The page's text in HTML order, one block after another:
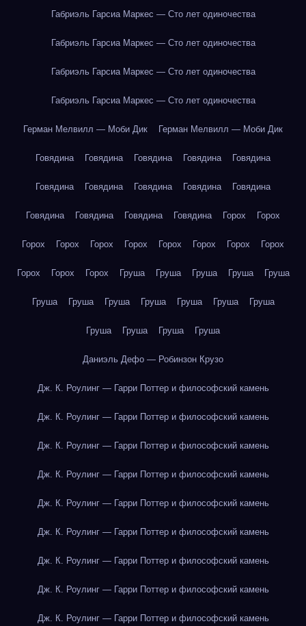
Габриэль Гарсиа Маркес — Сто лет одиночества
Габриэль Гарсиа Маркес — Сто лет одиночества
Габриэль Гарсиа Маркес — Сто лет одиночества
Габриэль Гарсиа Маркес — Сто лет одиночества
Герман Мелвилл — Моби Дик Герман Мелвилл — Моби Дик
Говядина Говядина Говядина Говядина Говядина
Говядина Говядина Говядина Говядина Говядина
Говядина Говядина Говядина Говядина Горох Горох
Горох Горох Горох Горох Горох Горох Горох Горох
Горох Горох Горох Груша Груша Груша Груша Груша
Груша Груша Груша Груша Груша Груша Груша
Груша Груша Груша Груша
Даниэль Дефо — Робинзон Крузо
Дж. К. Роулинг — Гарри Поттер и философский камень
Дж. К. Роулинг — Гарри Поттер и философский камень
Дж. К. Роулинг — Гарри Поттер и философский камень
Дж. К. Роулинг — Гарри Поттер и философский камень
Дж. К. Роулинг — Гарри Поттер и философский камень
Дж. К. Роулинг — Гарри Поттер и философский камень
Дж. К. Роулинг — Гарри Поттер и философский камень
Дж. К. Роулинг — Гарри Поттер и философский камень
Дж. К. Роулинг — Гарри Поттер и философский камень